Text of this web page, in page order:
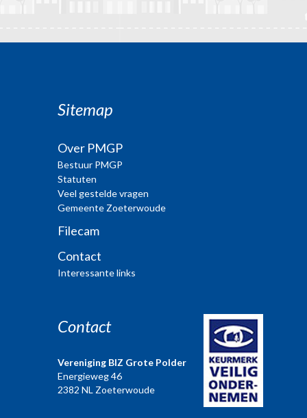
Sitemap
Over PMGP
Bestuur PMGP
Statuten
Veel gestelde vragen
Gemeente Zoeterwoude
Filecam
Contact
Interessante links
Contact
Vereniging BIZ Grote Polder
Energieweg 46
2382 NL Zoeterwoude